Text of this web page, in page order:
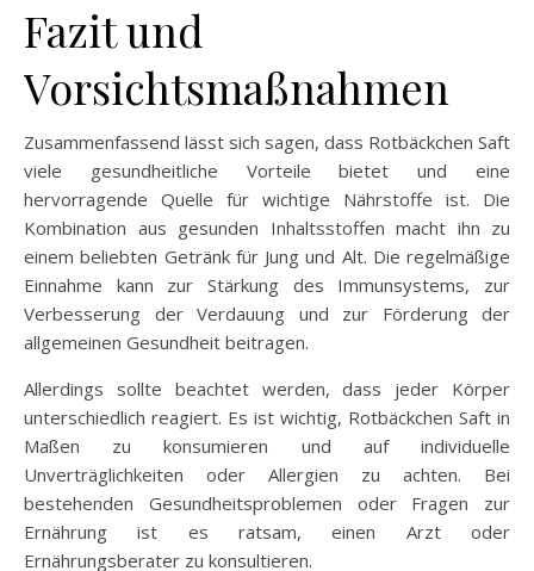
Fazit und
Vorsichtsmaßnahmen
Zusammenfassend lässt sich sagen, dass Rotbäckchen Saft
viele gesundheitliche Vorteile bietet und eine
hervorragende Quelle für wichtige Nährstoffe ist. Die
Kombination aus gesunden Inhaltsstoffen macht ihn zu
einem beliebten Getränk für Jung und Alt. Die regelmäßige
Einnahme kann zur Stärkung des Immunsystems, zur
Verbesserung der Verdauung und zur Förderung der
allgemeinen Gesundheit beitragen.
Allerdings sollte beachtet werden, dass jeder Körper
unterschiedlich reagiert. Es ist wichtig, Rotbäckchen Saft in
Maßen zu konsumieren und auf individuelle
Unverträglichkeiten oder Allergien zu achten. Bei
bestehenden Gesundheitsproblemen oder Fragen zur
Ernährung ist es ratsam, einen Arzt oder
Ernährungsberater zu konsultieren.